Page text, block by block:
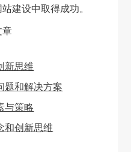
建设中取得成功。
章
新思维
题和解决方案
与策略
和创新思维